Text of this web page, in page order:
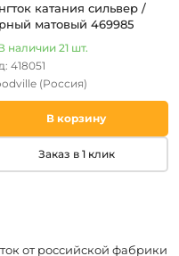
катания сильвер /
матовый 469985
наличии 21 шт.
418051
(Россия)
В корзину
Заказ в 1 клик
от российской фабрики